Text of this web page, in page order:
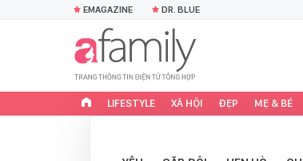
EMAGAZINE DR. BLUE
LIFESTYLE XÃ HỘI ĐẸP MẸ & BÉ